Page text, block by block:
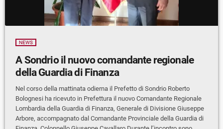
NEWS
A Sondrio il nuovo comandante regionale
della Guardia di Finanza
Nel corso della mattinata odierna il Prefetto di Sondrio Roberto
Bolognesi ha ricevuto in Prefettura il nuovo Comandante Regionale
Lombardia della Guardia di Finanza, Generale di Divisione Giuseppe
Arbore, accompagnato dal Comandante Provinciale della Guardia di